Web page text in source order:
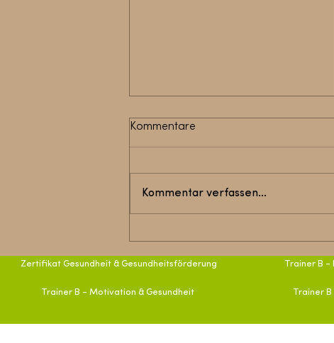
lohnt
Kommentare
Kommentar verfassen...
Zertifikat Gesundheit & Gesundheitsförderung
Trainer B - Motivation & Gesundheit
Trainer B -
Trainer